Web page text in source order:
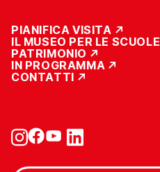
PIANIFICA VISITA
IL MUSEO PER LE SCUOLE
PATRIMONIO
IN PROGRAMMA
CONTATTI